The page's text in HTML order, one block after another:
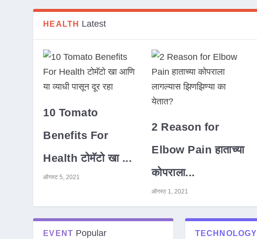
HEALTH Latest
10 Tomato
Benefits For
Health टोमॅटो खा ...
ऑगस्ट 5, 2021
2 Reason for
Elbow Pain हाताच्या
कोपराला...
ऑगस्ट 1, 2021
EVENT Popular TECHNOLOGY